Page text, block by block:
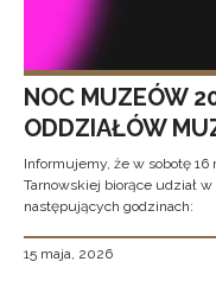
NOC MUZEÓW
ODDZIAŁÓW
Informujemy, że w sobotę
Tarnowskiej biorące udział
następujących godzinach:
15 maja, 2026